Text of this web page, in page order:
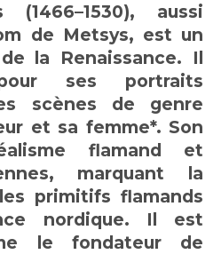
(1466–1530), aussi
de Metsys, est un
la Renaissance. Il
ses portraits
scènes de genre
et sa femme*. Son
flamand et
marquant la
primitifs flamands
nordique. Il est
le fondateur de